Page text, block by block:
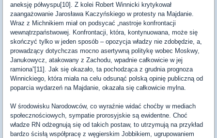
aneksję półwyspu[10]. Z kolei Robert Winnicki krytykował
zaangażowanie Jarosława Kaczyńskiego w protesty na Majdanie.
Wraz z Michnikiem miał on podsycać „nastroje konfrontacji
wewnątrzpaństwowej. Konfrontacji, która, kontynuowana, może się
skończyć tylko w jeden sposób – opozycja władzy nie zdobędzie, a,
prowadzący dotychczas mocno asertywną politykę wobec Moskwy,
Janukowycz, atakowany z Zachodu, wpadnie całkowicie w jej
ramiona”[11]. Jak się okazało, ta pochodząca z grudnia prognoza
Winnickiego, która miała na celu odsunąć polską opinię publiczną od
poparcia wydarzeń na Majdanie, okazała się całkowicie mylna.
W środowisku Narodowców, co wyraźnie widać choćby w mediach
społecznościowych, sympatie prorosyjskie są ewidentne. Choć
władze RN odżegnują się od takich postaw, to utrzymują na przykład
bardzo ścisłą współpracę z węgierskim Jobbikiem, ugrupowaniem